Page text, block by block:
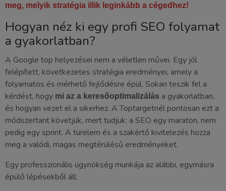
meg, melyik stratégia illik leginkább a cégedhez!
Hogyan néz ki egy profi SEO folyamat
a gyakorlatban?
A Google top helyezései nem a véletlen művei. Egy jól
felépített, következetes stratégia eredményei, amely a
folyamatos és mérhető fejlődésre épül. Sokan teszik fel a
kérdést, hogy mi az a keresőoptimalizálás a gyakorlatban,
és hogyan vezet el a sikerhez. A Toptargetnél pontosan ezt a
módszertant követjük, mert tudjuk: a SEO egy maraton, nem
pedig egy sprint. A türelem és a szakértő kivitelezés hozza
meg a valódi, magas megtérülésű eredményeket.
Egy professzionális ügynökség munkája az alábbi, egymásra
épülő lépésekből áll: